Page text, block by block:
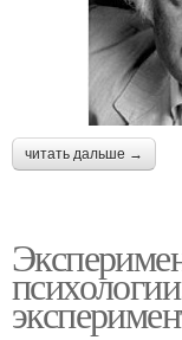
читать дальше →